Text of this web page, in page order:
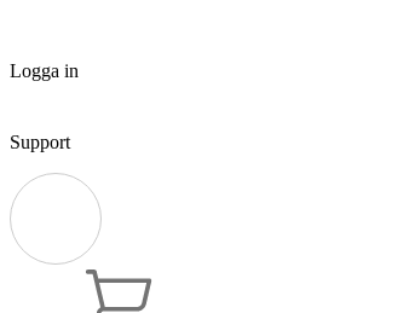
Logga in
Support